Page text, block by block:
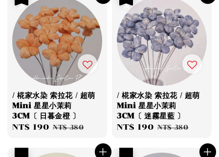
/ 椛家水染 索拉花 / 超萌
Mini 星星小茉莉
3CM〔 日暮金橙 〕
Sale
NT$ 190 Regular
NT$ 380
/ 椛家水染 索拉花 / 超萌
Mini 星星小茉莉
3CM〔 迷霧星藍 〕
Sale
NT$ 190 Regular
NT$ 380